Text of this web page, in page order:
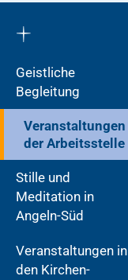
Geistliche
Begleitung
Veranstaltungen
der Arbeitsstelle
Stille und
Meditation in
Angeln-Süd
Veranstaltungen in
den Kirchen­